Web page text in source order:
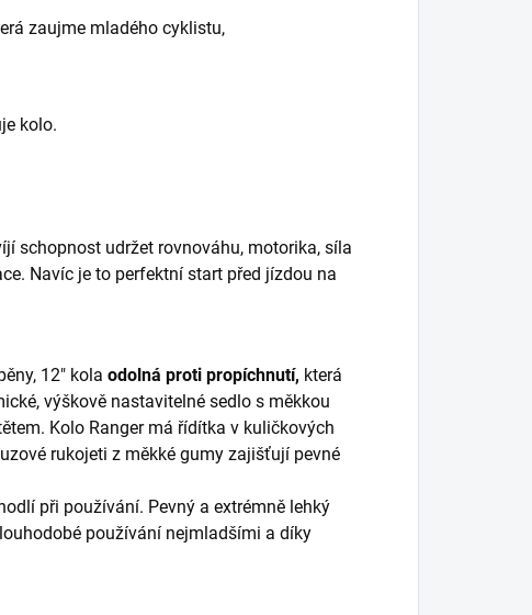
zaujme mladého cyklistu,
kolo.
schopnost udržet rovnováhu, motorika, síla
Navíc je to perfektní start před jízdou na
12" kola odolná proti propíchnutí, která
výškově nastavitelné sedlo s měkkou
Kolo Ranger má řídítka v kuličkových
rukojeti z měkké gumy zajišťují pevné
při používání. Pevný a extrémně lehký
používání nejmladšími a díky